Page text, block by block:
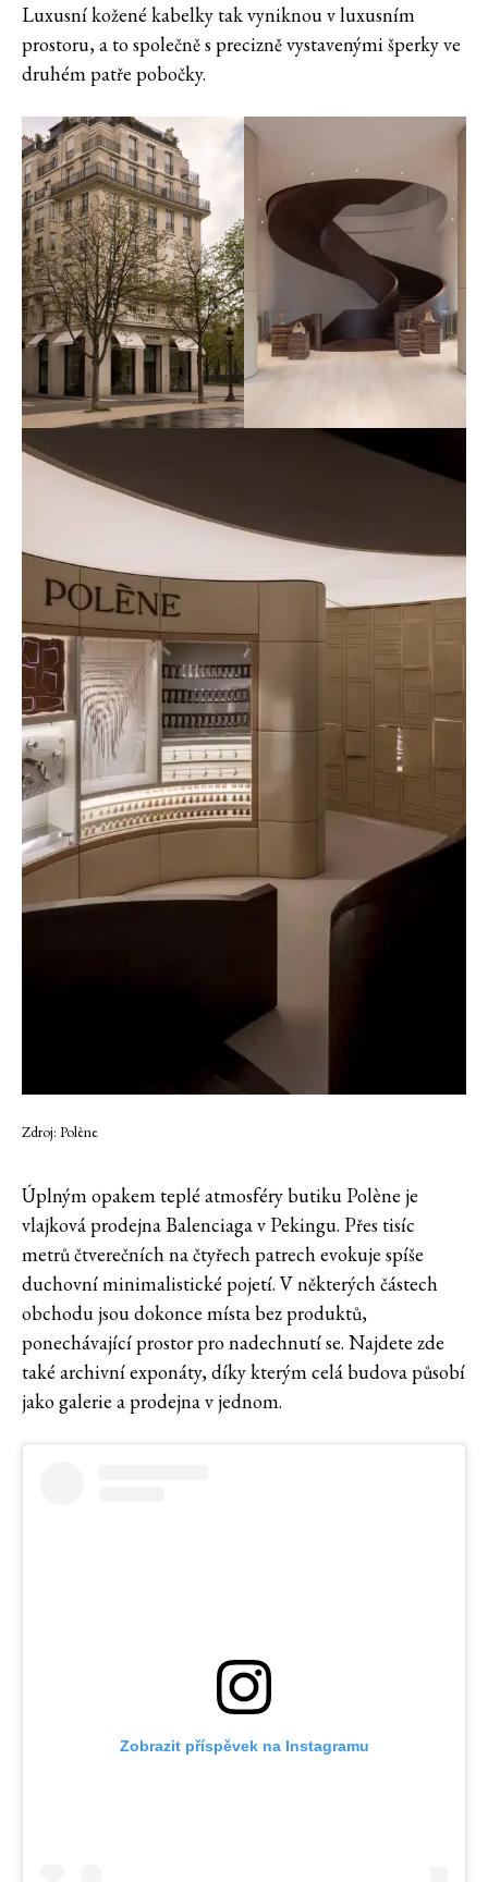
Luxusní kožené kabelky tak vyniknou v luxusním
prostoru, a to společně s precizně vystavenými šperky ve
druhém patře pobočky.
Zdroj: Polène
Úplným opakem teplé atmosféry butiku Polène je
vlajková prodejna Balenciaga v Pekingu. Přes tisíc
metrů čtverečních na čtyřech patrech evokuje spíše
duchovní minimalistické pojetí. V některých částech
obchodu jsou dokonce místa bez produktů,
ponechávající prostor pro nadechnutí se. Najdete zde
také archivní exponáty, díky kterým celá budova působí
jako galerie a prodejna v jednom.
Zobrazit příspěvek na Instagramu